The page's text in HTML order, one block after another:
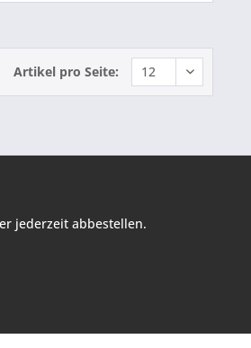
Artikel pro Seite:
jederzeit abbestellen.